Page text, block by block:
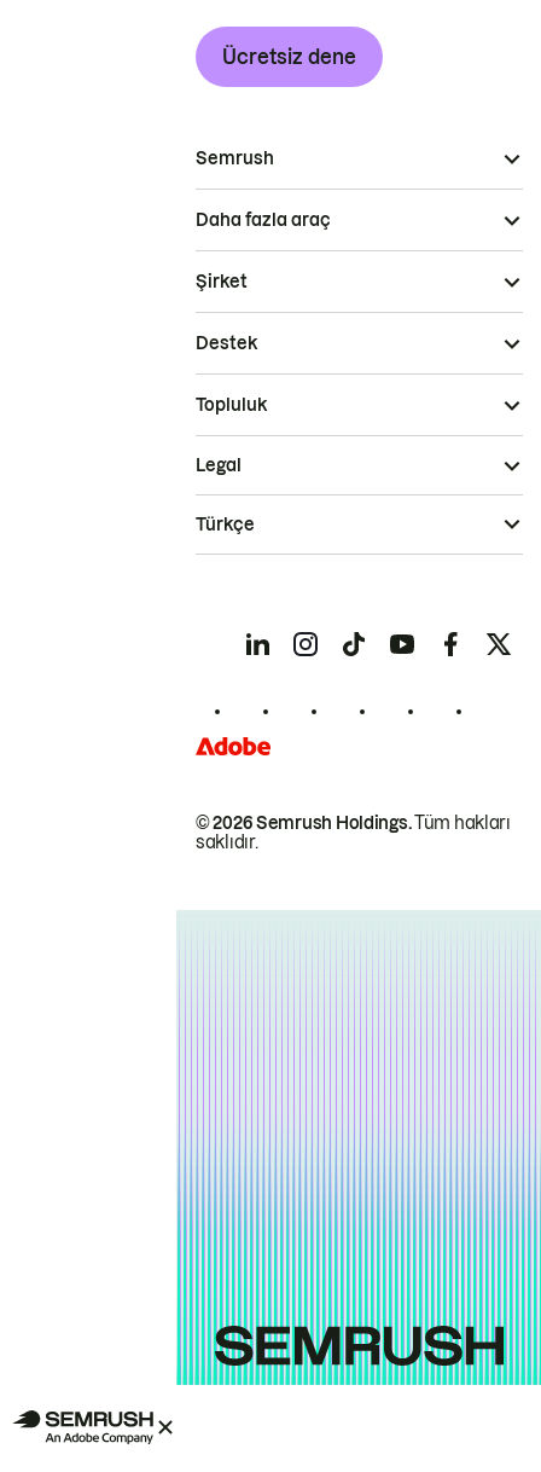
Ücretsiz dene
Semrush
Daha fazla araç
Şirket
Destek
Topluluk
© 2026 Semrush Holdings.Tüm hakları
saklıdır.
Legal
Türkçe